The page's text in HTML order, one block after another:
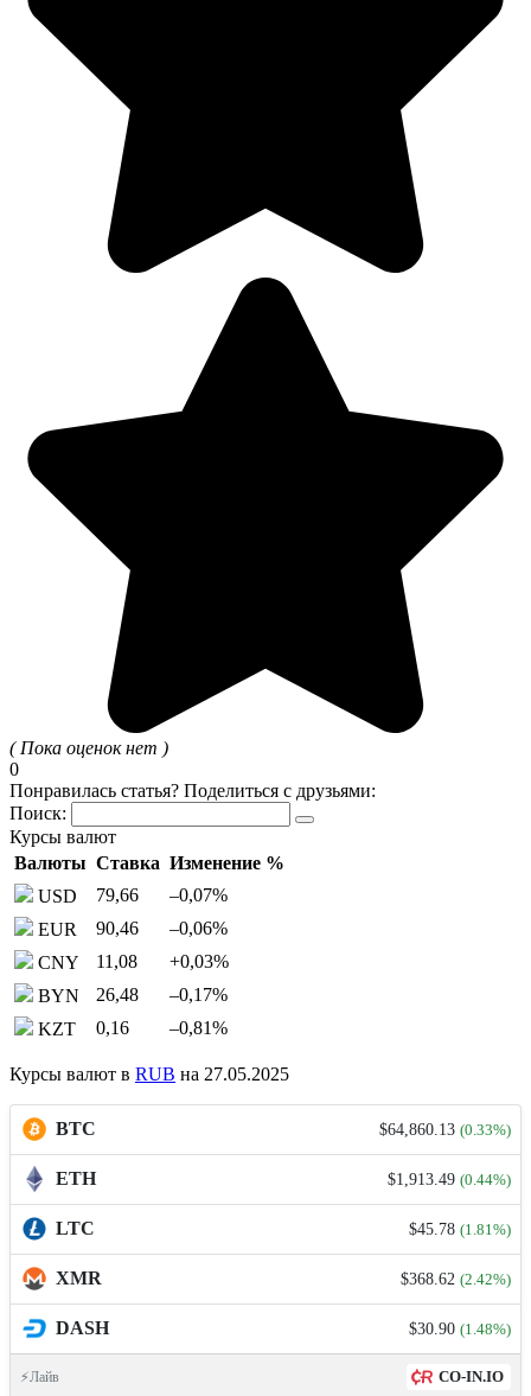
( Пока оценок нет )
0
Понравилась статья? Поделиться с друзьями:
Поиск:
Курсы валют
Валюты Ставка Изменение %
USD
79,66 –0,07%
EUR
90,46 –0,06%
CNY
11,08 +0,03%
BYN
26,48 –0,17%
KZT
0,16 –0,81%
Курсы валют в RUB на 27.05.2025
BTC $64,860.13 (0.33%)
ETH $1,913.49 (0.44%)
LTC $45.78 (1.81%)
XMR $368.62 (2.42%)
DASH $30.90 (1.48%)
⚡Лайв CO-IN.IO